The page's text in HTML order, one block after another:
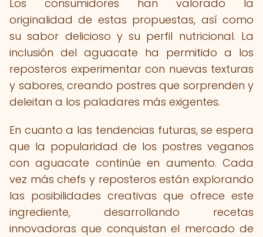
Los consumidores han valorado la
originalidad de estas propuestas, así como
su sabor delicioso y su perfil nutricional. La
inclusión del aguacate ha permitido a los
reposteros experimentar con nuevas texturas
y sabores, creando postres que sorprenden y
deleitan a los paladares más exigentes.
En cuanto a las tendencias futuras, se espera
que la popularidad de los postres veganos
con aguacate continúe en aumento. Cada
vez más chefs y reposteros están explorando
las posibilidades creativas que ofrece este
ingrediente, desarrollando recetas
innovadoras que conquistan el mercado de